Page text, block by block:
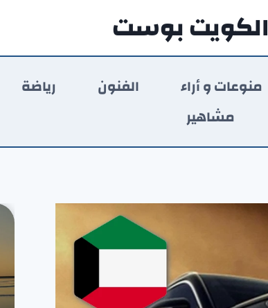
الكويت بوست
منوعات و أراء الفنون رياضة
مشاهير